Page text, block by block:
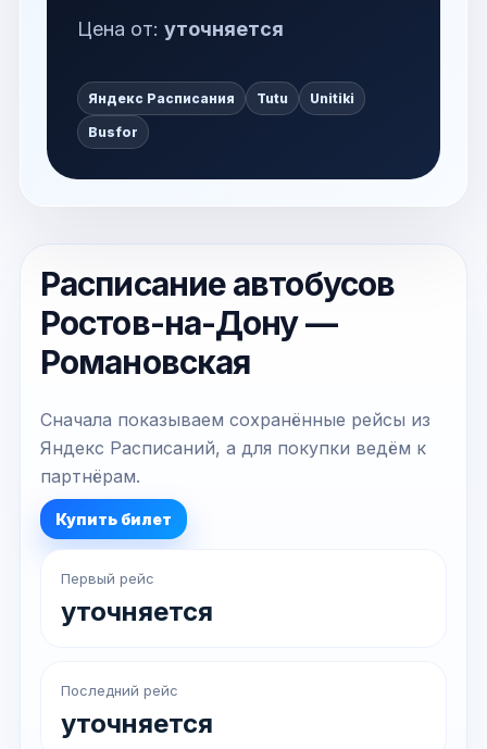
Цена от: уточняется
Яндекс Расписания Tutu Unitiki
Busfor
Расписание автобусов
Ростов-на-Дону —
Романовская
Сначала показываем сохранённые рейсы из
Яндекс Расписаний, а для покупки ведём к
партнёрам.
Купить билет
Первый рейс
уточняется
Последний рейс
уточняется